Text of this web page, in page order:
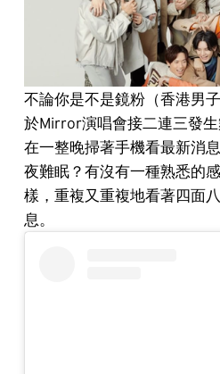
不論你是不是鏡粉（香港男
於Mirror演唱會接二連三發
在一整晚掃著手機看最新消
夜難眠？有沒有一種熟悉的
樣，重複又重複地看著四面
息。